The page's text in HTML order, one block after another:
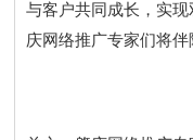
与客户共同成长，实
庆网络推广专家们将伴